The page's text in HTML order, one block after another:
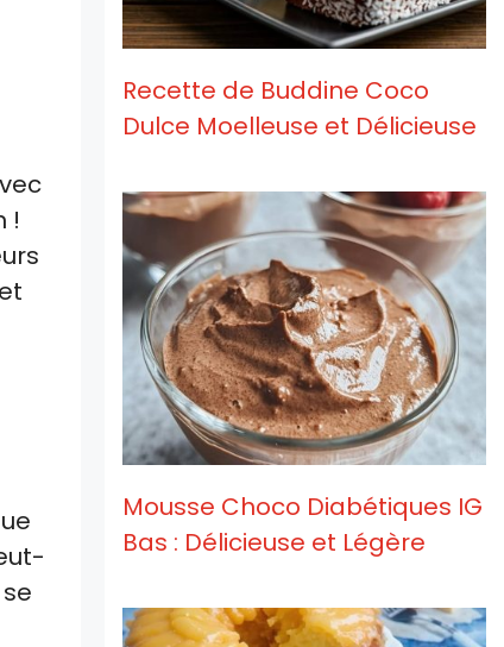
!
Recette de Buddine Coco
Dulce Moelleuse et Délicieuse
Mousse Choco Diabétiques IG
Bas : Délicieuse et Légère